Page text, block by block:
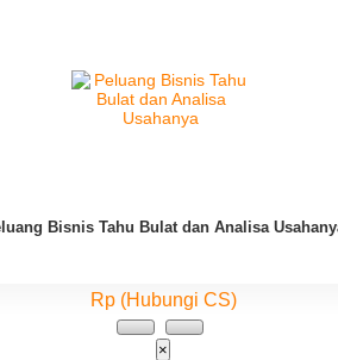
Bisnis Tahu Bulat dan Analisa
Rp (Hubungi CS)
×